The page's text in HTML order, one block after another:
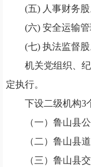
(五) 人事财务股
(六) 安全运输管
(七) 执法监督股
机关党组织、
定执行。
下设二级机构3
（一） 鲁山县
（二） 鲁山县
（三） 鲁山县